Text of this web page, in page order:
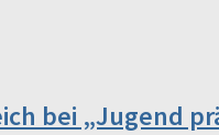
bei „Jugend